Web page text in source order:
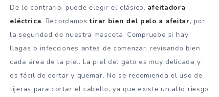
De lo contrario, puede elegir el clásico. afeitadora
eléctrica. Recordamostirar bien del pelo a afeitar, por
la seguridad de nuestra mascota. Compruebe si hay
llagas o infecciones antes de comenzar, revisando bien
cada área de la piel. La piel del gato es muy delicada y
es fácil de cortar y quemar. No se recomienda el uso de
tijeras para cortar el cabello, ya que existe un alto riesgo